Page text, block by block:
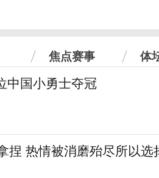
焦点赛事 体
中国小勇士夺冠
捏 热情被消磨殆尽所以选